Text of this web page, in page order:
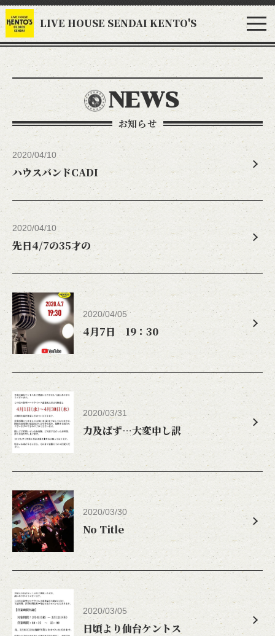
LIVE HOUSE SENDAI KENTO'S
NEWS
お知らせ
2020/04/10
ハウスバンドCADI
2020/04/10
先日4/7の35才の
2020/04/05
4月7日 19：30
2020/03/31
力及ばず…大変申し訳
2020/03/30
No Title
2020/03/05
日頃より仙台ケントス